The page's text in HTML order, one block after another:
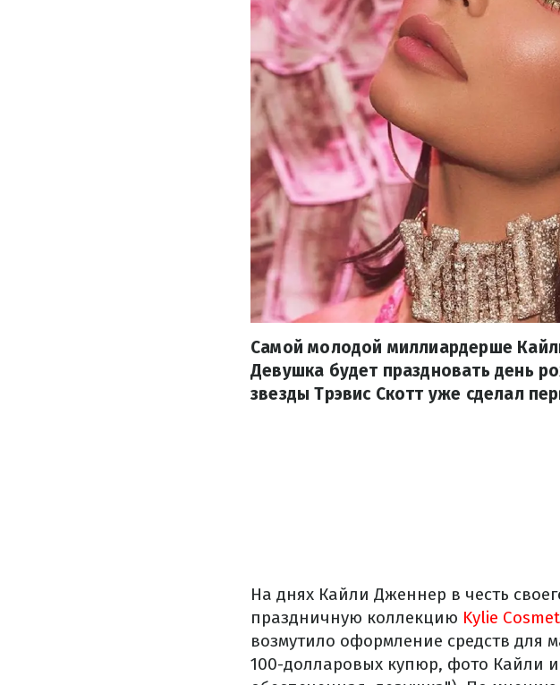
Самой молодой миллиардерше
Девушка будет праздновать день
звезды Трэвис Скотт уже сделал
На днях Кайли Дженнер в честь
праздничную коллекцию Kylie
возмутило оформление средств для
100-долларовых купюр, фото Кайли